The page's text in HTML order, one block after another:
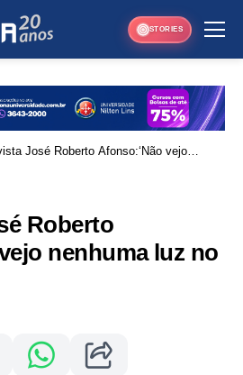
STORIES
José Roberto Afonso:‘Não vejo
Roberto
nenhuma luz no